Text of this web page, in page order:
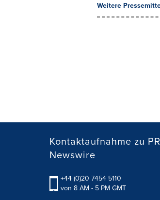
Weitere
Kontaktaufnahme zu PR
Newswire
+44 (0)20 7454 5110
von 8 AM - 5 PM GMT